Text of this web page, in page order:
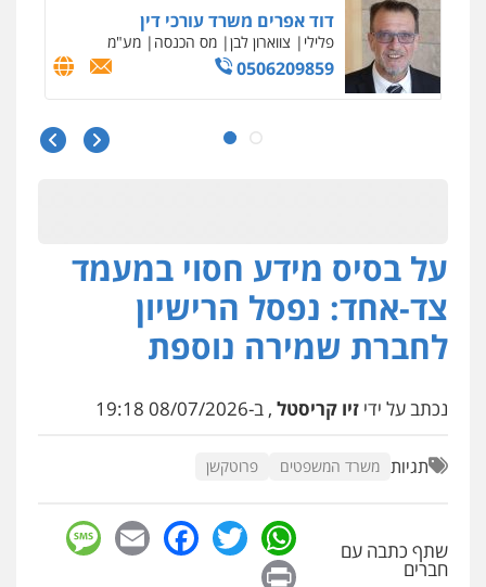
דוד אפרים משרד עורכי דין
פלילי צווארון לבן מס הכנסה מע"מ
0506209859
עו"ד שרון נהרי
פשיעה כלכלית
עו"ד (רו"ח) יואב ציוני
הלבנת הון שומות וערעורי מס
0505430819
כלכלי הלבנת הון חילוט ייעוץ לעורכי דין
נדל"ן / עסקים משפחה תעבורה כלכלי
הוצאה לפועל
0545402829
על בסיס מידע חסוי במעמד
צד-אחד: נפסל הרישיון
לחברת שמירה נוספת
נכתב על ידי זיו קריסטל , ב-08/07/2026 19:18
תגיות משרד המשפטים פרוטקשן
שתף כתבה עם
חברים
WhatsApp
Twitter
Facebook
Email